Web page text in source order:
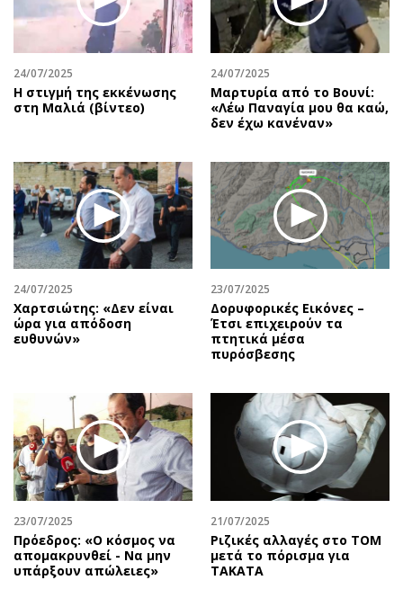
24/07/2025
H στιγμή της εκκένωσης
στη Μαλιά (βίντεο)
24/07/2025
Μαρτυρία από το Βουνί:
«Λέω Παναγία μου θα καώ,
δεν έχω κανέναν»
24/07/2025
Χαρτσιώτης: «Δεν είναι
ώρα για απόδοση
ευθυνών»
23/07/2025
Δορυφορικές Εικόνες –
Έτσι επιχειρούν τα
πτητικά μέσα
πυρόσβεσης
23/07/2025
Πρόεδρος: «Ο κόσμος να
απομακρυνθεί - Να μην
υπάρξουν απώλειες»
21/07/2025
Ριζικές αλλαγές στο ΤΟΜ
μετά το πόρισμα για
TAKATA